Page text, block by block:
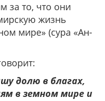
за то, что они
жизнь
мире» (сура «Ан-
долю в благах,
в земном мире и